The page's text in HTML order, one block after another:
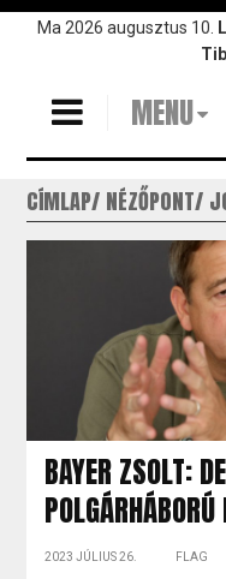
UgrásMa 2026 augusztus 10.
MENU
CÍMLAP NÉZŐPONT
BAYER ZSOLT:
2023 JÚLIUS 26. FLAG